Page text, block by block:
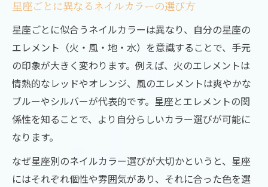
星座ごとに異なるネイルカラーの選び方
星座ごとに似合うネイルカラーは異なり、自分の星座の
エレメント（火・風・地・水）を意識することで、手元
の印象が大きく変わります。例えば、火のエレメントは
情熱的なレッドやオレンジ、風のエレメントは爽やかな
ブルーやシルバーが代表的です。星座とエレメントの関
係性を知ることで、より自分らしいカラー選びが可能に
なります。
なぜ星座別のネイルカラー選びが大切かというと、星座
にはそれぞれ個性や雰囲気があり、それに合った色を選